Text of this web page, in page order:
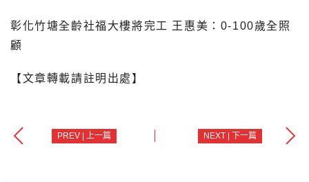
彰化竹塘全齡社福大樓將完工 王惠美：0-100歲全照
顧
【文章轉載請註明出處】
PREV | 上一篇 NEXT | 下一篇